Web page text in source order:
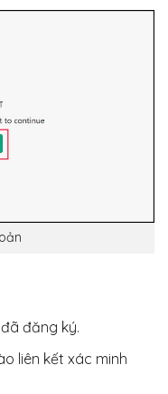
đăng ký.
liên kết xác minh